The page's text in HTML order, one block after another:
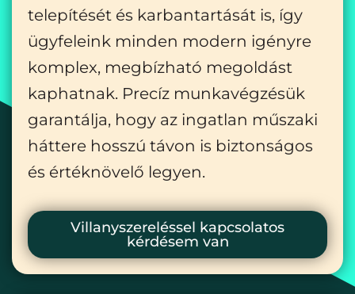
telepítését és karbantartását is, így
ügyfeleink minden modern igényre
komplex, megbízható megoldást
kaphatnak. Precíz munkavégzésük
garantálja, hogy az ingatlan műszaki
háttere hosszú távon is biztonságos
és értéknövelő legyen.
Villanyszereléssel kapcsolatos
kérdésem van